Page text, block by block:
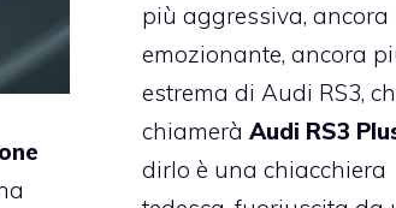
più aggressiva,
emozionante, ancora
estrema di Audi RS3,
chiameràAudi RS3
dirlo è una chiacchiera